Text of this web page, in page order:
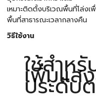
เหมาะติดตั้งบริเวณพื้นที่โล่งเ
พื้นที่สาธารณะเวลากลางคืน
วิธีใช้งาน
ใช้สำห
เพิ่มแส
ประดับ